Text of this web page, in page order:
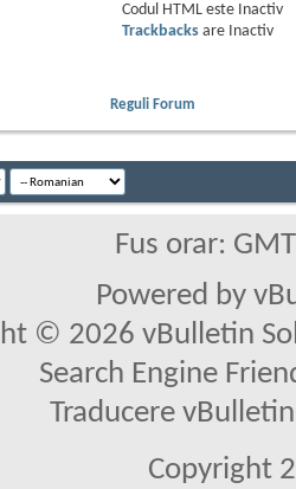
Codul HTML este
Inactiv
Trackbacksare
Inactiv
Reguli Forum
Fus orar:
Powered by
© 2026 vBulletin
Search Engine
Traducere
Copyright